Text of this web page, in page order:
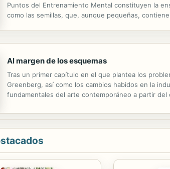
Puntos del Entrenamiento Mental constituyen la
como las semillas, que, aunque pequeñas,
Al margen de los esquemas
Tras un primer capítulo en el que plantea los
Greenberg, así como los cambios habidos en la
fundamentales del arte contemporáneo a partir